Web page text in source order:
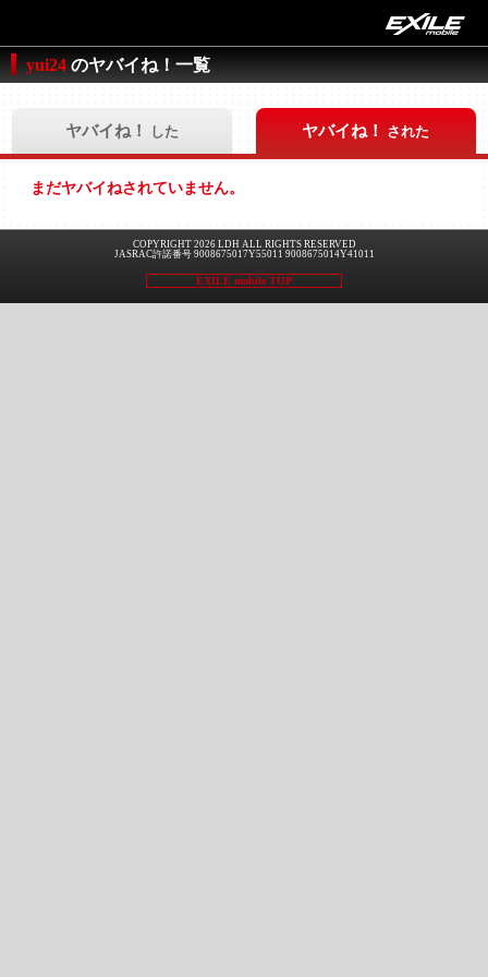
yui24 のヤバイね！一覧
ヤバイね！ した ヤバイね！ された
まだヤバイねされていません。
COPYRIGHT 2026 LDH ALL RIGHTS RESERVED
JASRAC許諾番号 9008675017Y55011 9008675014Y41011
EXILE mobile TOP